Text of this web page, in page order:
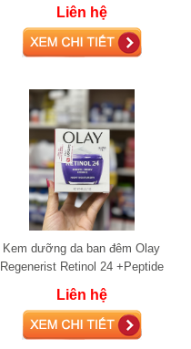
Liên hệ
Kem dưỡng da ban đêm Olay
Regenerist Retinol 24 +Peptide
Liên hệ